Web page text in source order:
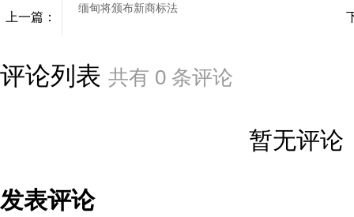
上一篇：
缅甸将颁布新商标法
评论列表 共有 0 条评论
暂无评论
发表评论